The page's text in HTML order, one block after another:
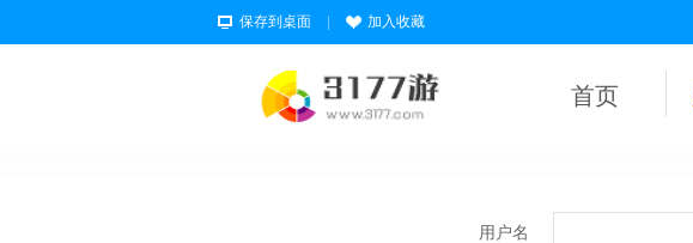
保存到桌面 加入收藏
首页
用户名